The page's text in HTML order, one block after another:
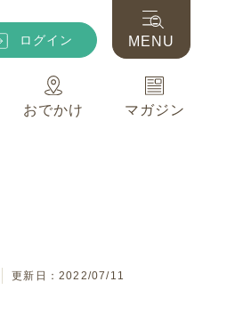
ログイン
おでかけ マガジン
MENU
更新日：2022/07/11